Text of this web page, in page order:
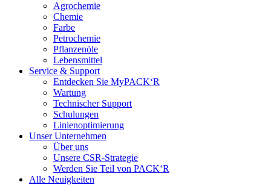
Agrochemie
Chemie
Farbe
Petrochemie
Pflanzenöle
Lebensmittel
Service & Support
Entdecken Sie MyPACK‘R
Wartung
Technischer Support
Schulungen
Linienoptimierung
Unser Unternehmen
Über uns
Unsere CSR-Strategie
Werden Sie Teil von PACK‘R
Alle Neuigkeiten